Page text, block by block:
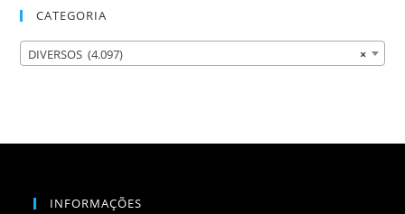
CATEGORIA
×
DIVERSOS (4.097)
INFORMAÇÕES